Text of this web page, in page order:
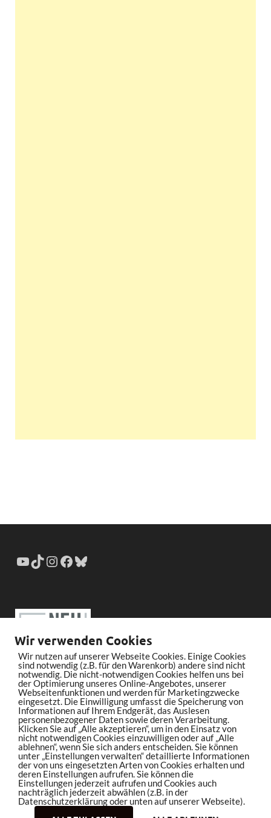
Wir verwenden Cookies
Wir nutzen auf unserer Webseite Cookies. Einige Cookies
sind notwendig (z.B. für den Warenkorb) andere sind nicht
notwendig. Die nicht-notwendigen Cookies helfen uns bei
der Optimierung unseres Online-Angebotes, unserer
Webseitenfunktionen und werden für Marketingzwecke
eingesetzt. Die Einwilligung umfasst die Speicherung von
Informationen auf Ihrem Endgerät, das Auslesen
personenbezogener Daten sowie deren Verarbeitung.
Klicken Sie auf „Alle akzeptieren“, um in den Einsatz von
nicht notwendigen Cookies einzuwilligen oder auf „Alle
ablehnen“, wenn Sie sich anders entscheiden. Sie können
unter „Einstellungen verwalten“ detaillierte Informationen
der von uns eingesetzten Arten von Cookies erhalten und
deren Einstellungen aufrufen. Sie können die
Einstellungen jederzeit aufrufen und Cookies auch
nachträglich jederzeit abwählen (z.B. in der
Datenschutzerklärung oder unten auf unserer Webseite).